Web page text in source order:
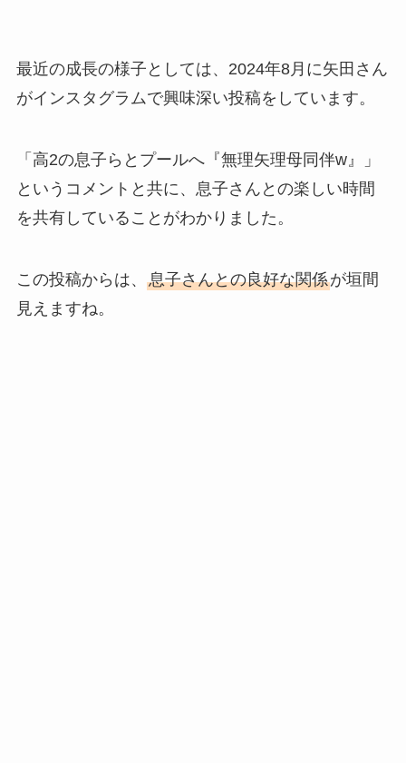
最近の成長の様子としては、2024年8月に矢田さん
がインスタグラムで興味深い投稿をしています。
「高2の息子らとプールへ『無理矢理母同伴w』」
というコメントと共に、息子さんとの楽しい時間
を共有していることがわかりました。
この投稿からは、 息子さんとの良好な関係が垣間
見えますね。